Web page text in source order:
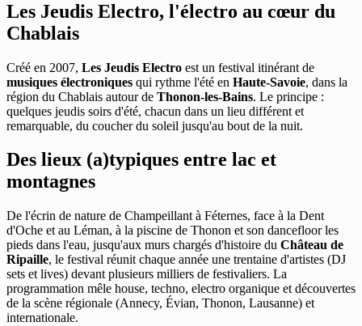
Les Jeudis Electro, l'électro au cœur du
Chablais
Créé en 2007, Les Jeudis Electro est un festival itinérant de
musiques électroniques qui rythme l'été en Haute-Savoie, dans la
région du Chablais autour de Thonon-les-Bains. Le principe :
quelques jeudis soirs d'été, chacun dans un lieu différent et
remarquable, du coucher du soleil jusqu'au bout de la nuit.
Des lieux (a)typiques entre lac et
montagnes
De l'écrin de nature de Champeillant à Féternes, face à la Dent
d'Oche et au Léman, à la piscine de Thonon et son dancefloor les
pieds dans l'eau, jusqu'aux murs chargés d'histoire du Château de
Ripaille, le festival réunit chaque année une trentaine d'artistes (DJ
sets et lives) devant plusieurs milliers de festivaliers. La
programmation mêle house, techno, electro organique et découvertes
de la scène régionale (Annecy, Évian, Thonon, Lausanne) et
internationale.